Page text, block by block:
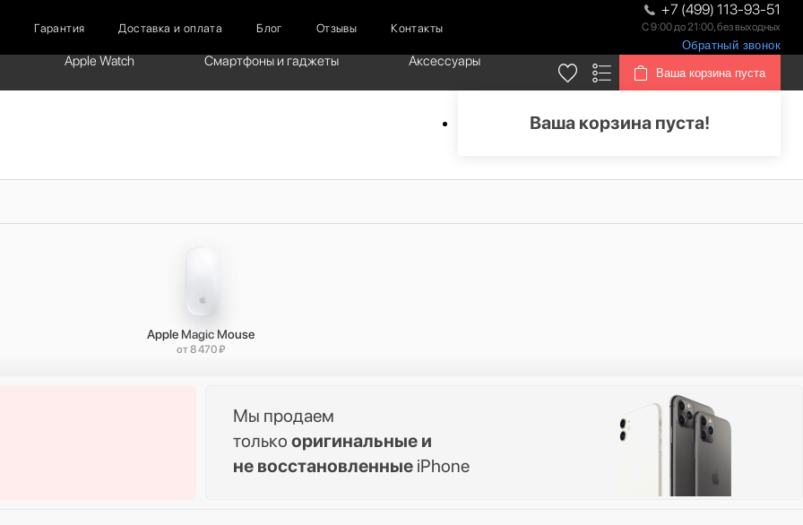
Гарантия Доставка и оплата Блог Отзывы Контакты
+7 (499) 113-93-51
С 9:00 до 21:00, без выходных
Обратный звонок
Apple Watch Смартфоны и гаджеты Аксессуары
Ваша корзина пуста
Ваша корзина пуста!
Apple Magic Mouse
от 8 470 ₽
Мы продаем
только оригинальные и
не восстановленные iPhone